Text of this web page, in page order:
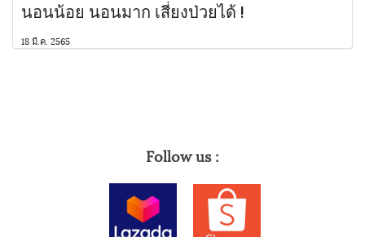
นอนน้อย นอนมาก เสี่ยงป่วยได้ !
18 มี.ค. 2565
Follow us :